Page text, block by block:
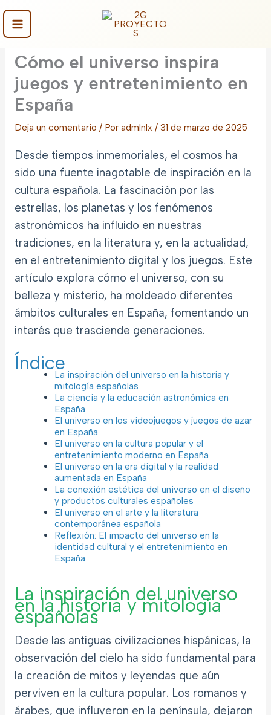
al
contenido
Main
Menu
Cómo el universo inspira
juegos y entretenimiento en
España
Deja un comentario / Por admlnlx / 31 de marzo de 2025
Desde tiempos inmemoriales, el cosmos ha
sido una fuente inagotable de inspiración en la
cultura española. La fascinación por las
estrellas, los planetas y los fenómenos
astronómicos ha influido en nuestras
tradiciones, en la literatura y, en la actualidad,
en el entretenimiento digital y los juegos. Este
artículo explora cómo el universo, con su
belleza y misterio, ha moldeado diferentes
ámbitos culturales en España, fomentando un
interés que trasciende generaciones.
Índice
La inspiración del universo en la historia y
mitología españolas
La ciencia y la educación astronómica en
España
El universo en los videojuegos y juegos de azar
en España
El universo en la cultura popular y el
entretenimiento moderno en España
El universo en la era digital y la realidad
aumentada en España
La conexión estética del universo en el diseño
y productos culturales españoles
El universo en el arte y la literatura
contemporánea española
Reflexión: El impacto del universo en la
identidad cultural y el entretenimiento en
España
La inspiración del universo
en la historia y mitología
españolas
Desde las antiguas civilizaciones hispánicas, la
observación del cielo ha sido fundamental para
la creación de mitos y leyendas que aún
perviven en la cultura popular. Los romanos y
árabes, que influyeron en la península, dejaron